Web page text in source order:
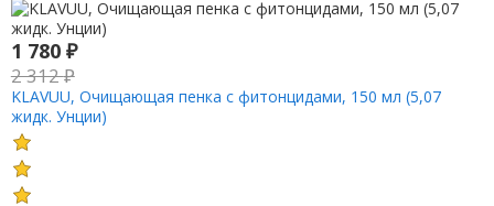
1 780 ₽
2 312₽
KLAVUU, Очищающая пенка с фитонцидами, 150 мл (5,07
жидк. Унции)